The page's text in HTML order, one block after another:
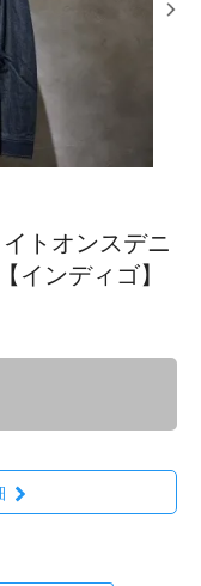
トオンスデニ
ンディゴ】